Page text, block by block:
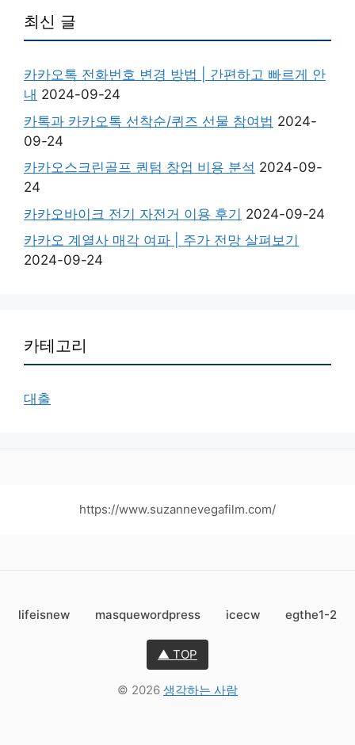
최신 글
카카오톡 전화번호 변경 방법 | 간편하고 빠르게 안
내 2024-09-24
카톡과 카카오톡 선착순/퀴즈 선물 참여법 2024-
09-24
카카오스크린골프 퀀텀 창업 비용 분석 2024-09-
24
카카오바이크 전기 자전거 이용 후기 2024-09-24
카카오 계열사 매각 여파 | 주가 전망 살펴보기
2024-09-24
카테고리
대출
https://www.suzannevegafilm.com/
lifeisnew masquewordpress icecw egthe1-2
▲ TOP
© 2026 생각하는 사람